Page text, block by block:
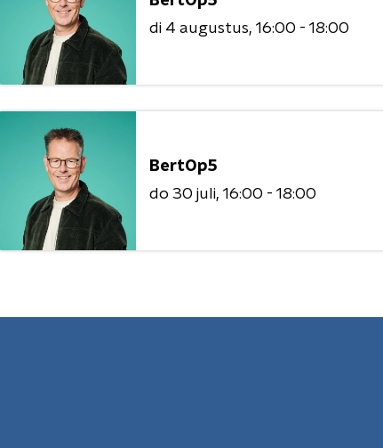
di 4 augustus 16:00 - 18:00
BertOp5
do 30 juli 16:00 - 18:00